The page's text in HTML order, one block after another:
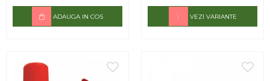
ADAUGA IN COS VEZI VARIANTE